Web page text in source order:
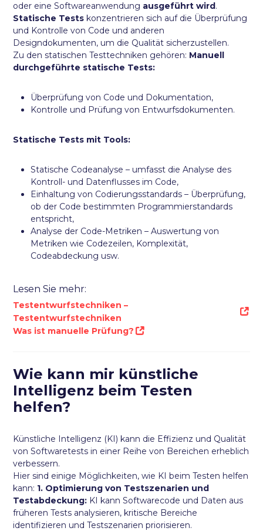
oder eine Softwareanwendung ausgeführt wird.
Statische Tests konzentrieren sich auf die Überprüfung
und Kontrolle von Code und anderen
Designdokumenten, um die Qualität sicherzustellen.
Zu den statischen Testtechniken gehören: Manuell
durchgeführte statische Tests:
Überprüfung von Code und Dokumentation,
Kontrolle und Prüfung von Entwurfsdokumenten.
Statische Tests mit Tools:
Statische Codeanalyse – umfasst die Analyse des
Kontroll- und Datenflusses im Code,
Einhaltung von Codierungsstandards – Überprüfung,
ob der Code bestimmten Programmierstandards
entspricht,
Analyse der Code-Metriken – Auswertung von
Metriken wie Codezeilen, Komplexität,
Codeabdeckung usw.
Lesen Sie mehr:
Testentwurfstechniken –
Testentwurfstechniken
Was ist manuelle Prüfung?
Wie kann mir künstliche
Intelligenz beim Testen
helfen?
Künstliche Intelligenz (KI) kann die Effizienz und Qualität
von Softwaretests in einer Reihe von Bereichen erheblich
verbessern.
Hier sind einige Möglichkeiten, wie KI beim Testen helfen
kann: 1. Optimierung von Testszenarien und
Testabdeckung: KI kann Softwarecode und Daten aus
früheren Tests analysieren, kritische Bereiche
identifizieren und Testszenarien priorisieren.